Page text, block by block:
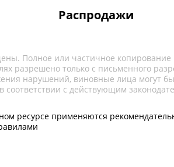
Распродажи
Полное или частичное копирование
разрешено только с письменного
нарушений, виновные лица могут
соответствии с действующим
ресурсе применяются